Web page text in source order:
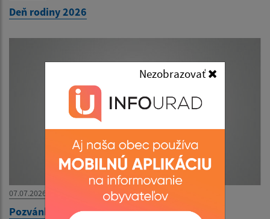
Nezobrazovať
Deň rodiny 2026
07.07.2026
Pozvánka na zasadnutie OZ dňa 10.07.2026